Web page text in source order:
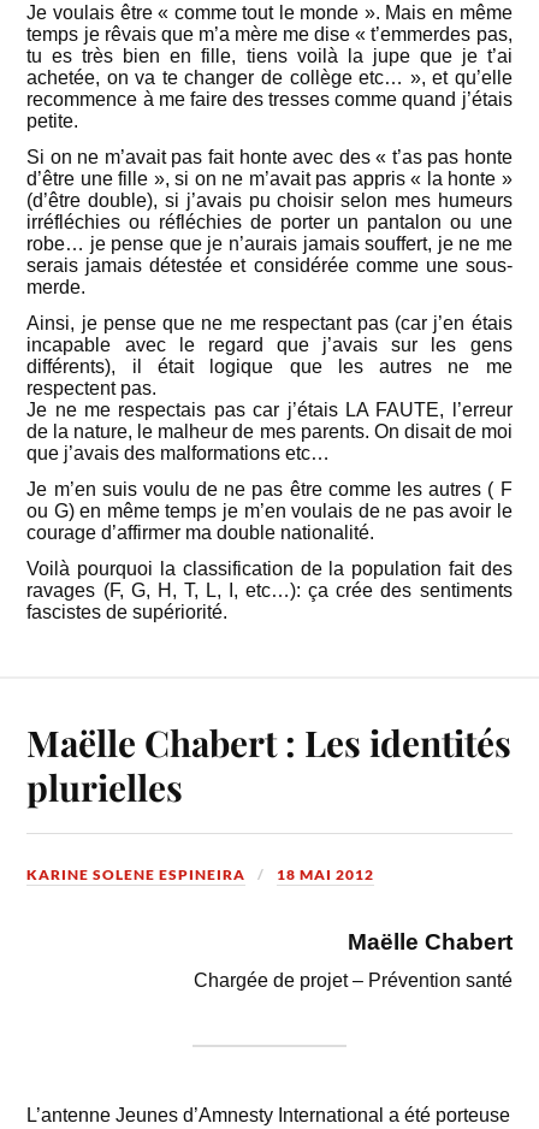
Je voulais être « comme tout le monde ». Mais en même
temps je rêvais que m’a mère me dise « t’emmerdes pas,
tu es très bien en fille, tiens voilà la jupe que je t’ai
achetée, on va te changer de collège etc… », et qu’elle
recommence à me faire des tresses comme quand j’étais
petite.
Si on ne m’avait pas fait honte avec des « t’as pas honte
d’être une fille », si on ne m’avait pas appris « la honte »
(d’être double), si j’avais pu choisir selon mes humeurs
irréfléchies ou réfléchies de porter un pantalon ou une
robe… je pense que je n’aurais jamais souffert, je ne me
serais jamais détestée et considérée comme une sous-
merde.
Ainsi, je pense que ne me respectant pas (car j’en étais
incapable avec le regard que j’avais sur les gens
différents), il était logique que les autres ne me
respectent pas.
Je ne me respectais pas car j’étais LA FAUTE, l’erreur
de la nature, le malheur de mes parents. On disait de moi
que j’avais des malformations etc…
Je m’en suis voulu de ne pas être comme les autres ( F
ou G) en même temps je m’en voulais de ne pas avoir le
courage d’affirmer ma double nationalité.
Voilà pourquoi la classification de la population fait des
ravages (F, G, H, T, L, I, etc…): ça crée des sentiments
fascistes de supériorité.
Maëlle Chabert : Les identités
plurielles
KARINE SOLENE ESPINEIRA 18 MAI 2012
Maëlle Chabert
Chargée de projet – Prévention santé
L’antenne Jeunes d’Amnesty International a été porteuse